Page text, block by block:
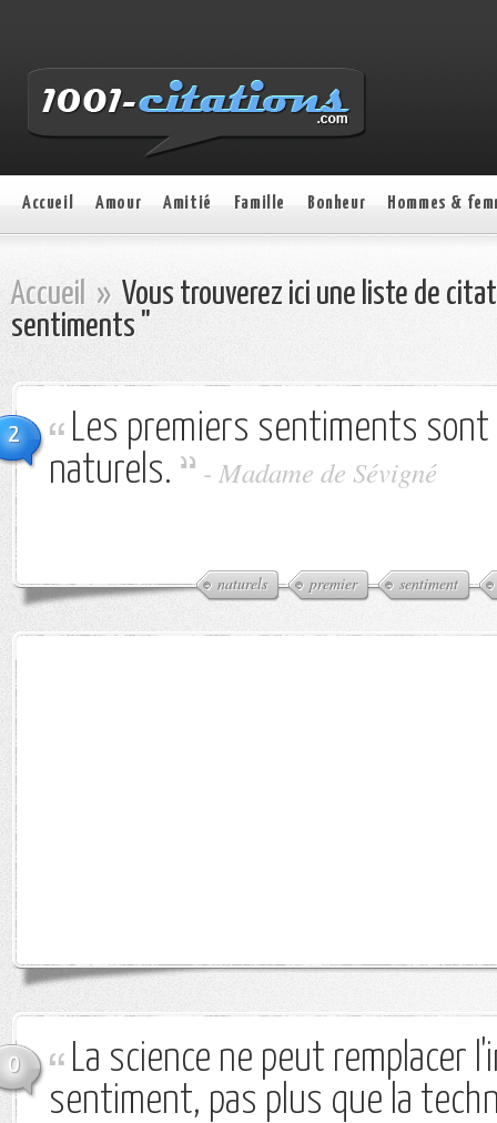
Accueil Amour Amitié Famille Bonheur Hommes &
Accueil » Vous trouverez ici une liste de
sentiments "
2
Les premiers sentiments
naturels.
- Madame de Sévigné
naturels premier sentiment
0
La science ne peut remplacer
sentiment, pas plus que la